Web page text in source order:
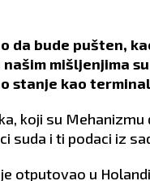
da bude pušten,
mišljenjima
stanje kao
koji su
suda i ti podaci iz
otputovao u